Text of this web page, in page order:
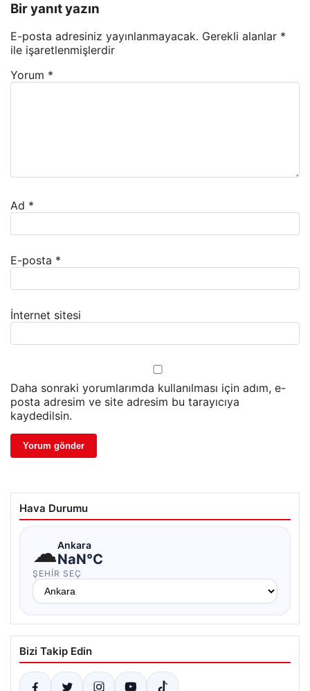
Bir yanıt yazın
E-posta adresiniz yayınlanmayacak. Gerekli alanlar *
ile işaretlenmişlerdir
Yorum *
Ad *
E-posta *
İnternet sitesi
Daha sonraki yorumlarımda kullanılması için adım, e-
posta adresim ve site adresim bu tarayıcıya
kaydedilsin.
Hava Durumu
☁Ankara
NaN°C
ŞEHIR SEÇ
Bizi Takip Edin